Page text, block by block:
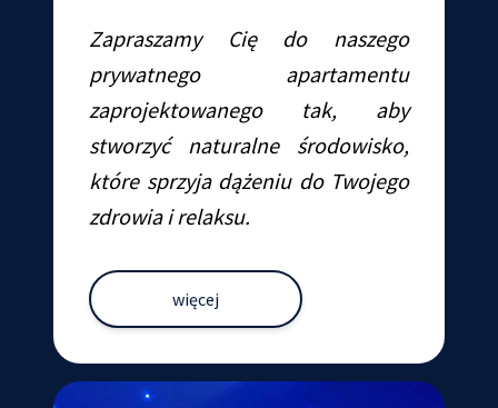
Zapraszamy Cię do naszego
prywatnego apartamentu
zaprojektowanego tak, aby
stworzyć naturalne środowisko,
które sprzyja dążeniu do Twojego
zdrowia i relaksu.
więcej